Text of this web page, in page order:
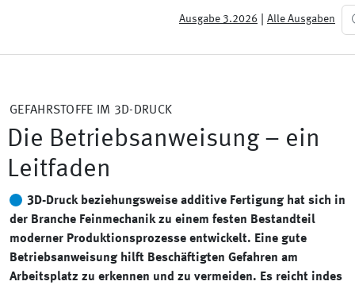
Ausgabe 3.2026 Alle Ausgaben
GEFAHRSTOFFE IM 3D-DRUCK
Die Betriebsanweisung – ein
Leitfaden
3D-Druck beziehungsweise additive Fertigung hat sich in
der Branche Feinmechanik zu einem festen Bestandteil
moderner Produktionsprozesse ent­wickelt. Eine gute
Betriebsanweisung hilft Beschäftigten Gefahren am
Arbeitsplatz zu erkennen und zu vermeiden. Es reicht indes